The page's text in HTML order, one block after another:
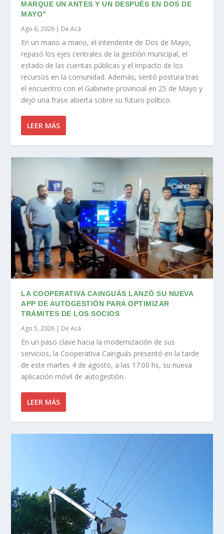
MARQUE UN ANTES Y UN DESPUÉS EN DOS DE
MAYO”
Ago 6, 2026 | De Acá
En un mano a mano, el intendente de Dos de Mayo,
repasó los ejes centrales de la gestión municipal, el
estado de las cuentas públicas y el impacto de los
recursos en la comunidad. Además, sentó postura tras
el encuentro con el Gabinete provincial en 25 de Mayo y
dejó una frase abierta sobre su futuro político.
LEER MÁS
LA COOPERATIVA CAINGUÁS LANZÓ SU NUEVA
APP DE AUTOGESTIÓN PARA OPTIMIZAR
TRÁMITES DE LOS SOCIOS
Ago 5, 2026 | De Acá
En un paso clave hacia la modernización de sus
servicios, la Cooperativa Cainguás presentó en la tarde
de este martes 4 de agosto, a las 17:00 hs, su nueva
aplicación móvil de autogestión.
LEER MÁS